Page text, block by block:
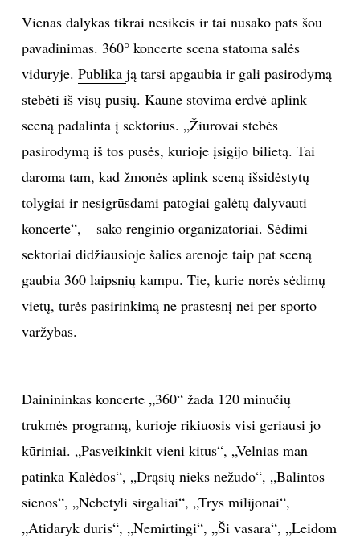
Vienas dalykas tikrai nesikeis ir tai nusako pats šou
pavadinimas. 360° koncerte scena statoma salės
viduryje. Publika ją tarsi apgaubia ir gali pasirodymą
stebėti iš visų pusių. Kaune stovima erdvė aplink
sceną padalinta į sektorius. „Žiūrovai stebės
pasirodymą iš tos pusės, kurioje įsigijo bilietą. Tai
daroma tam, kad žmonės aplink sceną išsidėstytų
tolygiai ir nesigrūsdami patogiai galėtų dalyvauti
koncerte“, – sako renginio organizatoriai. Sėdimi
sektoriai didžiausioje šalies arenoje taip pat sceną
gaubia 360 laipsnių kampu. Tie, kurie norės sėdimų
vietų, turės pasirinkimą ne prastesnį nei per sporto
varžybas.
Dainininkas koncerte „360“ žada 120 minučių
trukmės programą, kurioje rikiuosis visi geriausi jo
kūriniai. „Pasveikinkit vieni kitus“, „Velnias man
patinka Kalėdos“, „Drąsių nieks nežudo“, „Balintos
sienos“, „Nebetyli sirgaliai“, „Trys milijonai“,
„Atidaryk duris“, „Nemirtingi“, „Ši vasara“, „Leidom